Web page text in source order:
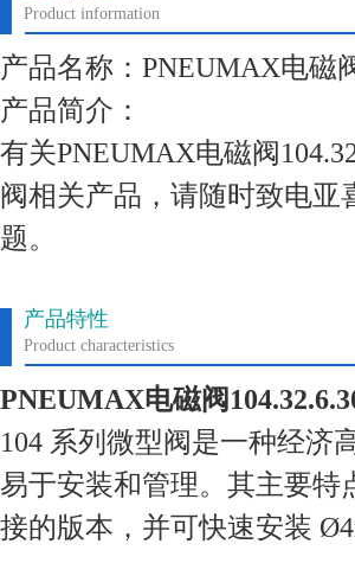
Product information
产品名称：PNEUMAX电磁
产品简介：
有关PNEUMAX电磁阀
阀相关产品，请随时致电亚
题。
产品特性
Product characteristics
PNEUMAX电磁阀
104 系列微型阀是一种经济
易于安装和管理。其主要特
接的版本，并可快速安装